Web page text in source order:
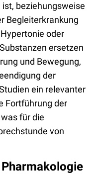
beziehungsweise
Begleiterkrankung
oder
ersetzen
und Bewegung,
der
ein relevanter
Fortführung der
für die
von